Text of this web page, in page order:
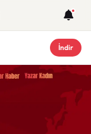
İndir